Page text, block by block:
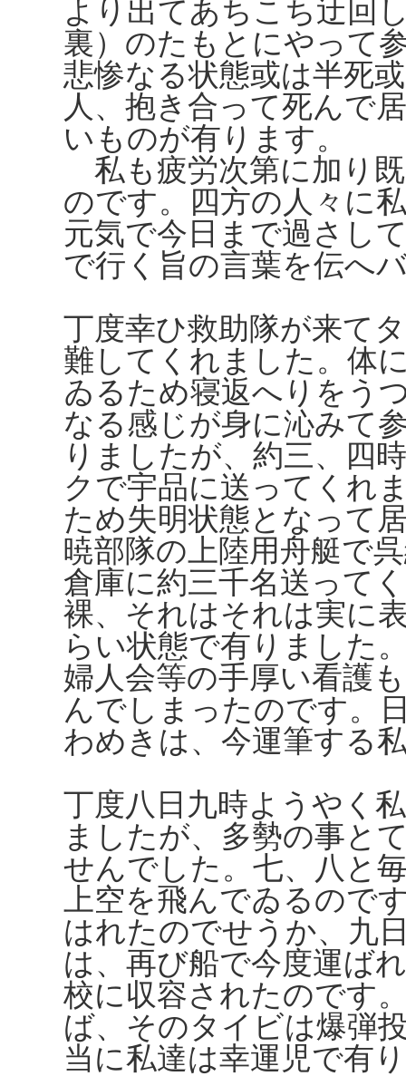
より出てあちこち迂回
裏）のたもとにやって
悲惨なる状態或は半死
人、抱き合って死んで
いものが有ります。
私も疲労次第に加り
のです。四方の人々に
元気で今日まで過さし
で行く旨の言葉を伝へ
丁度幸ひ救助隊が来て
難してくれました。体
ゐるため寝返へりをう
なる感じが身に沁みて
りましたが、約三、四
クで宇品に送ってくれ
ため失明状態となって
暁部隊の上陸用舟艇で
倉庫に約三千名送って
裸、それはそれは実に
らい状態で有りました
婦人会等の手厚い看護
んでしまったのです。
わめきは、今運筆する
丁度八日九時ようやく
ましたが、多勢の事と
せんでした。七、八と
上空を飛んでゐるので
はれたのでせうか、九
は、再び船で今度運ば
校に収容されたのです
ば、そのタイビは爆弾
当に私達は幸運児で有